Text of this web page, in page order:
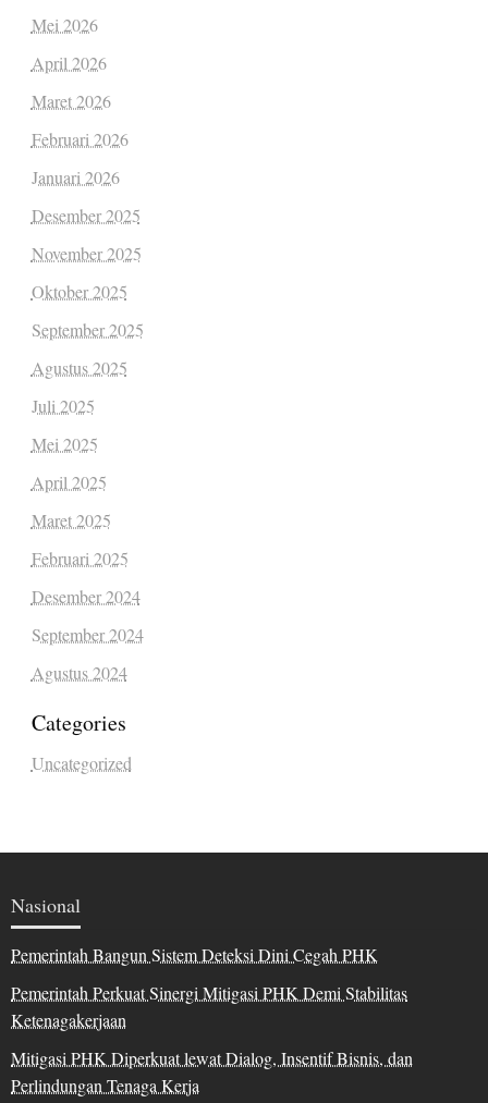
Mei 2026
April 2026
Maret 2026
Februari 2026
Januari 2026
Desember 2025
November 2025
Oktober 2025
September 2025
Agustus 2025
Juli 2025
Mei 2025
April 2025
Maret 2025
Februari 2025
Desember 2024
September 2024
Agustus 2024
Categories
Uncategorized
Nasional
Pemerintah Bangun Sistem Deteksi Dini Cegah PHK
Pemerintah Perkuat Sinergi Mitigasi PHK Demi Stabilitas
Ketenagakerjaan
Mitigasi PHK Diperkuat lewat Dialog, Insentif Bisnis, dan
Perlindungan Tenaga Kerja